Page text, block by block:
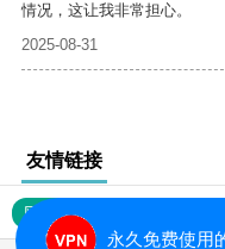
情况，这让我非常担心。
2025-08-31
友情链接
网站地图
永久免费使用